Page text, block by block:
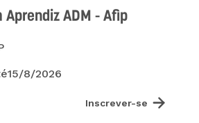
Aprendiz ADM - Afip
15/8/2026
Inscrever-se 